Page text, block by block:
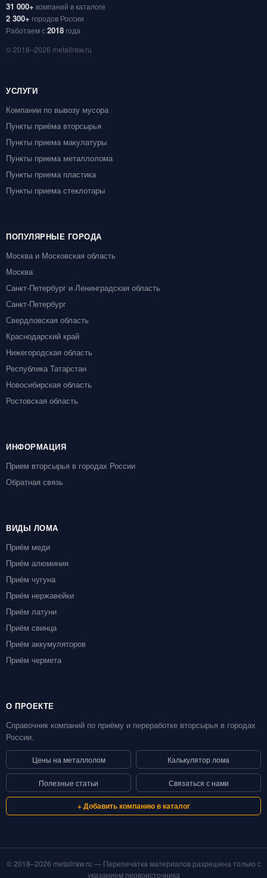
31 000+ компаний в каталоге
2 300+ городов России
Работаем с2018 года
© 2018–2026 metallraw.ru
УСЛУГИ
Компании по вывозу мусора
Пункты приёма вторсырья
Пункты приема макулатуры
Пункты приема металлолома
Пункты приема пластика
Пункты приема стеклотары
ПОПУЛЯРНЫЕ ГОРОДА
Москва и Московская область
Москва
Санкт-Петербург и Ленинградская область
Санкт-Петербург
Свердловская область
Краснодарский край
Нижегородская область
Республика Татарстан
Новосибирская область
Ростовская область
ИНФОРМАЦИЯ
Прием вторсырья в городах России
Обратная связь
ВИДЫ ЛОМА
Приём меди
Приём алюминия
Приём чугуна
Приём нержавейки
Приём латуни
Приём свинца
Приём аккумуляторов
Приём чермета
О ПРОЕКТЕ
Справочник компаний по приёму и переработке вторсырья в городах
России.
Цены на металлолом Калькулятор лома
Полезные статьи Связаться с нами
+ Добавить компанию в каталог
© 2018–2026 metallraw.ru — Перепечатка материалов разрешена только с
указанием первоисточника